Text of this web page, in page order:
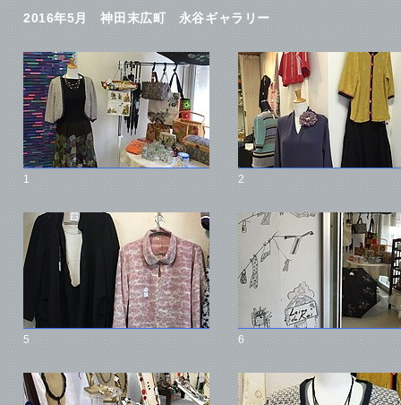
2016年5月 神田末広町 永谷ギャラリー
1 2
5 6